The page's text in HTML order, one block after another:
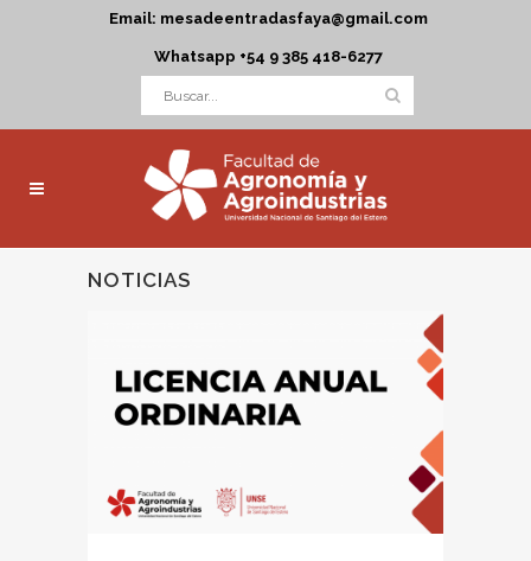
Email: mesadeentradasfaya@gmail.com
Whatsapp +54 9 385 418-6277
NOTICIAS